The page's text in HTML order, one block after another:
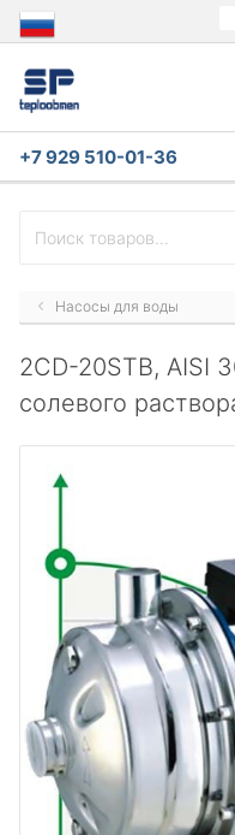
+7 929 510-01-36
Насосы для воды
2CD-20STB, AISI
солевого